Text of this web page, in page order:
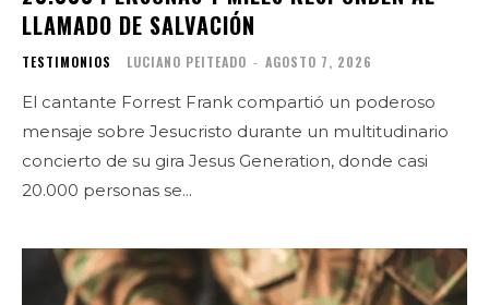
LLAMADO DE SALVACIÓN
TESTIMONIOS LUCIANO PEITEADO - AGOSTO 7, 2026
El cantante Forrest Frank compartió un poderoso
mensaje sobre Jesucristo durante un multitudinario
concierto de su gira Jesus Generation, donde casi
20.000 personas se...